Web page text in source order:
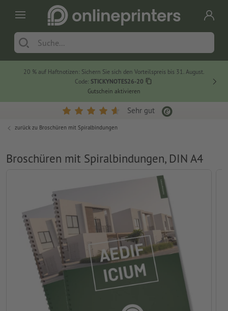
20 % auf Haftnotizen: Sichern Sie sich den Vorteilspreis bis 31. August.
Code: STICKYNOTES26-20
Gutschein aktivieren
Sehr gut
zurück zu Broschüren mit Spiralbindungen
Broschüren mit Spiralbindungen, DIN A4